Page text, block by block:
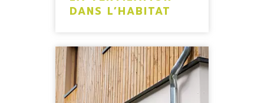
DANS L’HABITAT